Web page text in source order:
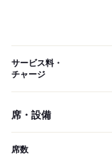
サービス料・
チャージ
席・設備
席数